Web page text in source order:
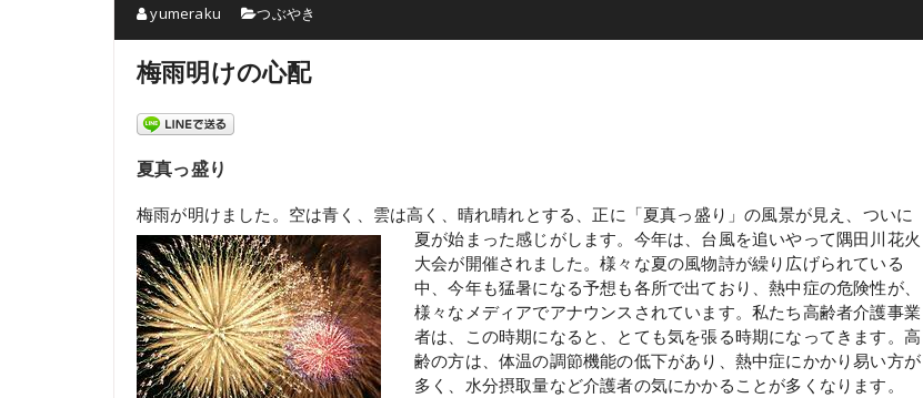
yumeraku つぶやき
梅雨明けの心配
夏真っ盛り
梅雨が明けました。空は青く、雲は高く、晴れ晴れとする、正に「夏真っ盛り」の風景が見え、 ついに
夏が始まった感じがします。今年は、台風を追いやって隅田川花火
大会が開催されました。様々な夏の風物詩が繰り広げられている
中、今年も猛暑になる予想も各所で出ており、熱中症の危険性が、
様々なメディアでアナウンスされています。私たち高齢者介護事業
者は、この時期になると、とても気を張る時期になってきます。高
齢の方は、体温の調節機能の低下があり、熱中症にかかり易い方が
多く、水分摂取量など介護者の気にかかることが多くなります。